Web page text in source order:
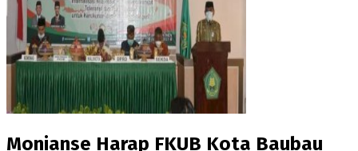
Monianse Harap FKUB Kota Baubau